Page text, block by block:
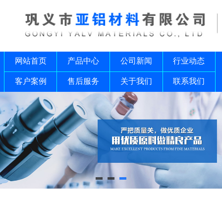
网站首页 产品中心 公司新闻 行业动态
客户案例 售后服务 关于我们 联系我们